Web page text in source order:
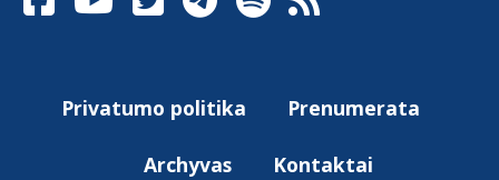
Privatumo politika Prenumerata
Archyvas Kontaktai